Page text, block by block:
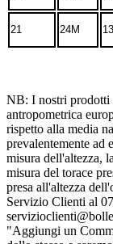
21 24M
NB: I nostri prodotti
antropometrica
rispetto alla media
prevalentemente ad
misura dell'altezza,
misura del torace
presa all'altezza
Servizio Clienti al
"Aggiungi un